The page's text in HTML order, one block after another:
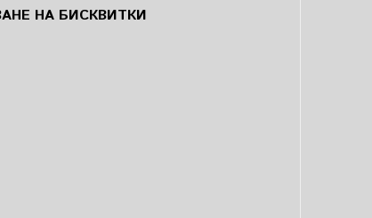
НА БИСКВИТКИ